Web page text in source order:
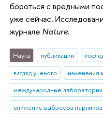
бороться с вредными
уже сейчас.
журнале Nature.
Наука публикации
взгляд ученого
изменения
международные лаборатории
снижение выбросов